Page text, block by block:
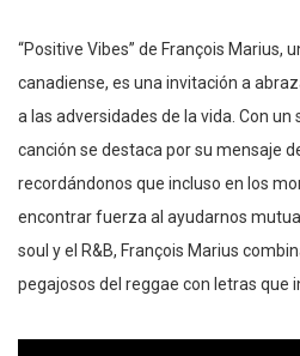
“Positive Vibes” de François Marius,
canadiense, es una invitación a
a las adversidades de la vida. Con
canción se destaca por su mensaje
recordándonos que incluso en los
encontrar fuerza al ayudarnos
soul y el R&B, François Marius
pegajosos del reggae con letras que